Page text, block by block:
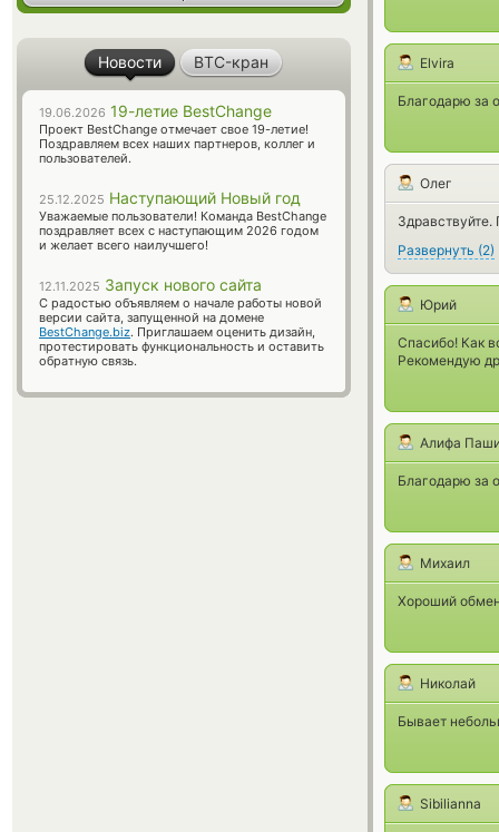
Elvira
Благодарю за
Олег
Здравствуйте.
Развернуть (2)
Юрий
Спасибо! Как
Рекомендую
Алифа
Благодарю за
Михаил
Хороший
Николай
Бывает
Sibilianna
Новости BTC-кран
19.06.2026 19-летие BestChange
Проект BestChange отмечает свое 19-летие!
Поздравляем всех наших партнеров, коллег и
пользователей.
25.12.2025 Наступающий Новый год
Уважаемые пользователи! Команда BestChange
поздравляет всех с наступающим 2026 годом
и желает всего наилучшего!
12.11.2025 Запуск нового сайта
С радостью объявляем о начале работы новой
версии сайта, запущенной на домене
BestChange.biz. Приглашаем оценить дизайн,
протестировать функциональность и оставить
обратную связь.